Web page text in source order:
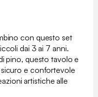
con questo set
dai 3 ai 7 anni.
pino, questo tavolo e
e confortevole
artistiche alle